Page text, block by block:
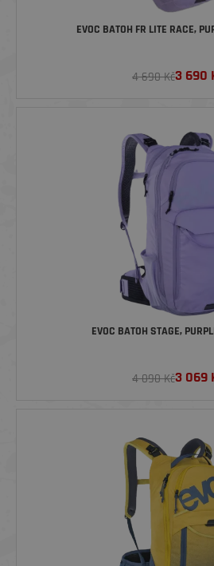
EVOC BATOH FR LITE RACE,
4 690 Kč3 690
EVOC BATOH STAGE,
4 090 Kč3 069